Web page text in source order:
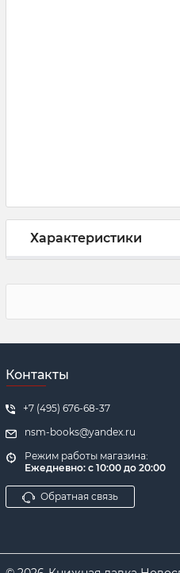
Характеристики
Контакты
+7 (495) 676-68-37
nsm-books@yandex.ru
Режим работы магазина:
Ежедневно: с 10:00 до 20:00
Обратная связь